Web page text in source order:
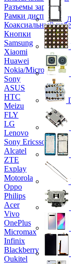
Разъемы зарядки
Рамки дисплея
Коаксиальный
Кнопки
Samsung
Xiaomi
Huawei
Nokia/Microsoft
Sony
ASUS
HTC
Meizu
FLY
LG
Lenovo
Sony Ericsson
Alcatel
ZTE
Explay
Motorola
Oppo
Philips
Acer
Vivo
OnePlus
Micromax
Infinix
Blackberry
Oukitel